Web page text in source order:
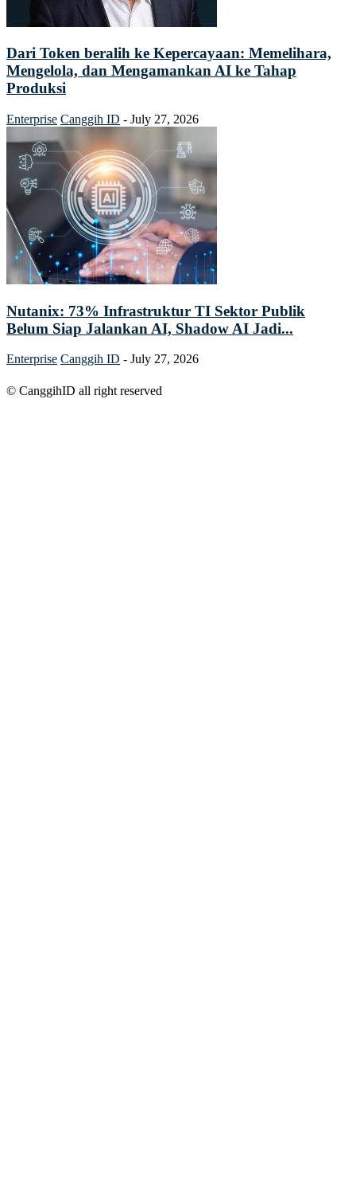
Dari Token beralih ke Kepercayaan: Memelihara,
Mengelola, dan Mengamankan AI ke Tahap
Produksi
Enterprise Canggih ID - July 27, 2026
Nutanix: 73% Infrastruktur TI Sektor Publik
Belum Siap Jalankan AI, Shadow AI Jadi...
Enterprise Canggih ID - July 27, 2026
© CanggihID all right reserved